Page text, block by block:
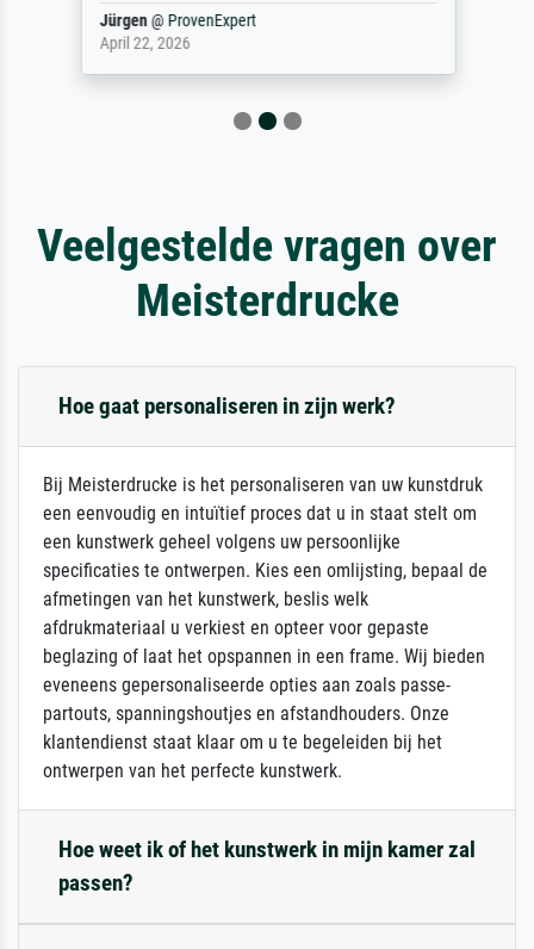
Jürgen@ ProvenExpert
April 22, 2026
Veelgestelde vragen over
Meisterdrucke
Hoe gaat personaliseren in zijn werk?
Bij Meisterdrucke is het personaliseren van uw kunstdruk
een eenvoudig en intuïtief proces dat u in staat stelt om
een kunstwerk geheel volgens uw persoonlijke
specificaties te ontwerpen. Kies een omlijsting, bepaal de
afmetingen van het kunstwerk, beslis welk
afdrukmateriaal u verkiest en opteer voor gepaste
beglazing of laat het opspannen in een frame. Wij bieden
eveneens gepersonaliseerde opties aan zoals passe-
partouts, spanningshoutjes en afstandhouders. Onze
klantendienst staat klaar om u te begeleiden bij het
ontwerpen van het perfecte kunstwerk.
Hoe weet ik of het kunstwerk in mijn kamer zal
passen?